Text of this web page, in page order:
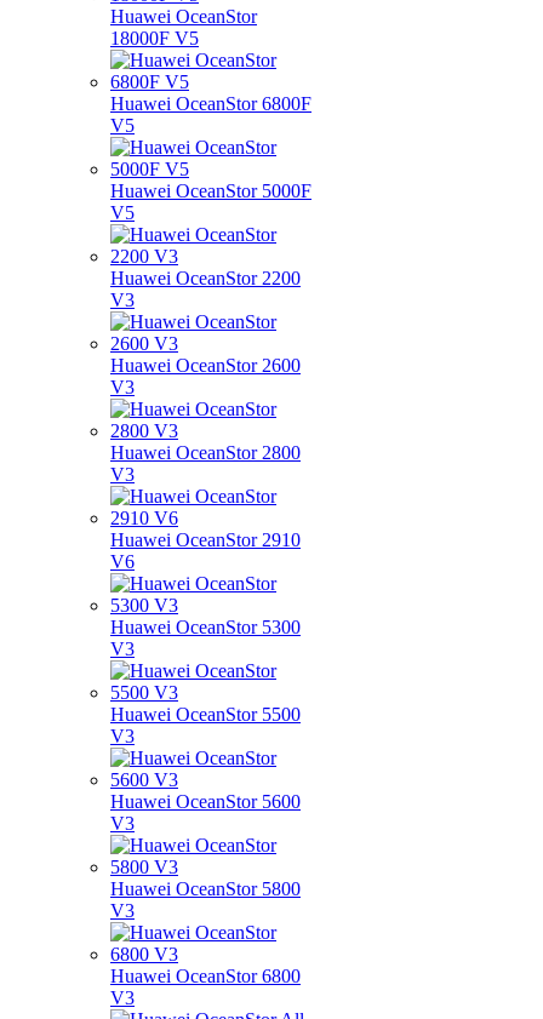
Huawei OceanStor
18000F V5
Huawei OceanStor 6800F
V5
Huawei OceanStor 5000F
V5
Huawei OceanStor 2200
V3
Huawei OceanStor 2600
V3
Huawei OceanStor 2800
V3
Huawei OceanStor 2910
V6
Huawei OceanStor 5300
V3
Huawei OceanStor 5500
V3
Huawei OceanStor 5600
V3
Huawei OceanStor 5800
V3
Huawei OceanStor 6800
V3